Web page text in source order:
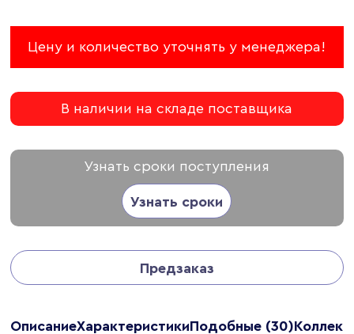
Цену и количество уточнять у менеджера!
В наличии на складе поставщика
Узнать сроки поступления
Узнать сроки
Предзаказ
ОписаниеХарактеристикиПодобные (30)